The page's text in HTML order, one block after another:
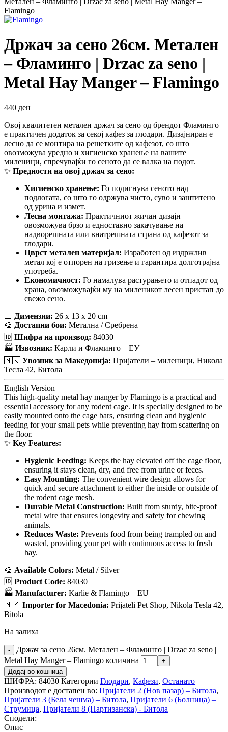
Flamingo
Држач за сено 26см. Метален
– Фламинго | Drzac za seno |
Metal Hay Manger – Flamingo
440 ден
Овој квалитетен метален држач за сено од брендот Фламинго
е практичен додаток за секој кафез за глодари. Дизајниран е
лесно да се монтира на решетките од кафезот, со што
овозможува уредно и хигиенско хранење на вашите
миленици, спречувајќи го сеното да се валка на подот.
✨ Предности на овој држач за сено:
Хигиенско хранење: Го подигнува сеното над
подлогата, со што го одржува чисто, суво и заштитено
од урина и измет.
Лесна монтажа: Практичниот жичан дизајн
овозможува брзо и едноставно закачување на
надворешната или внатрешната страна од кафезот за
глодари.
Цврст метален материјал: Изработен од издржлив
метал кој е отпорен на гризење и гарантира долготрајна
употреба.
Економичност: Го намалува растурањето и отпадот од
храна, овозможувајќи му на миленикот лесен пристап до
свежо сено.
📐 Димензии: 26 x 13 x 20 cm
🎨 Достапни бои: Метална / Сребрена
🆔 Шифра на производ: 84030
🏭 Извозник: Карли и Фламинго – ЕУ
🇲🇰 Увозник за Македонија: Пријатели – миленици, Никола
Тесла 42, Битола
English Version
This high-quality metal hay manger by Flamingo is a practical and
essential accessory for any rodent cage. It is specially designed to be
easily mounted onto the cage bars, ensuring clean and hygienic
feeding for your small pets while preventing hay from scattering on
the floor.
✨ Key Features:
Hygienic Feeding: Keeps the hay elevated off the cage floor,
ensuring it stays clean, dry, and free from urine or feces.
Easy Mounting: The convenient wire design allows for
quick and secure attachment to either the inside or outside of
the rodent cage mesh.
Durable Metal Construction: Built from sturdy, bite-proof
metal wire that ensures longevity and safety for chewing
animals.
Reduces Waste: Prevents food from being trampled on and
wasted, providing your pet with continuous access to fresh
hay.
🎨 Available Colors: Metal / Silver
🆔 Product Code: 84030
🏭 Manufacturer: Karlie & Flamingo – EU
🇲🇰 Importer for Macedonia: Prijateli Pet Shop, Nikola Tesla 42,
Bitola
На залиха
Држач за сено 26см. Метален – Фламинго | Drzac za seno |
Metal Hay Manger – Flamingo количина
Додај во кошница
ШИФРА: 84030 Категории Глодари, Кафези, Останато
Производот е достапен во: Пријатели 2 (Нов пазар) – Битола,
Пријатели 3 (Бела чешма) – Битола, Пријатели 6 (Болница) –
Струмица, Пријатели 8 (Партизанска) - Битола
Сподели:
Опис